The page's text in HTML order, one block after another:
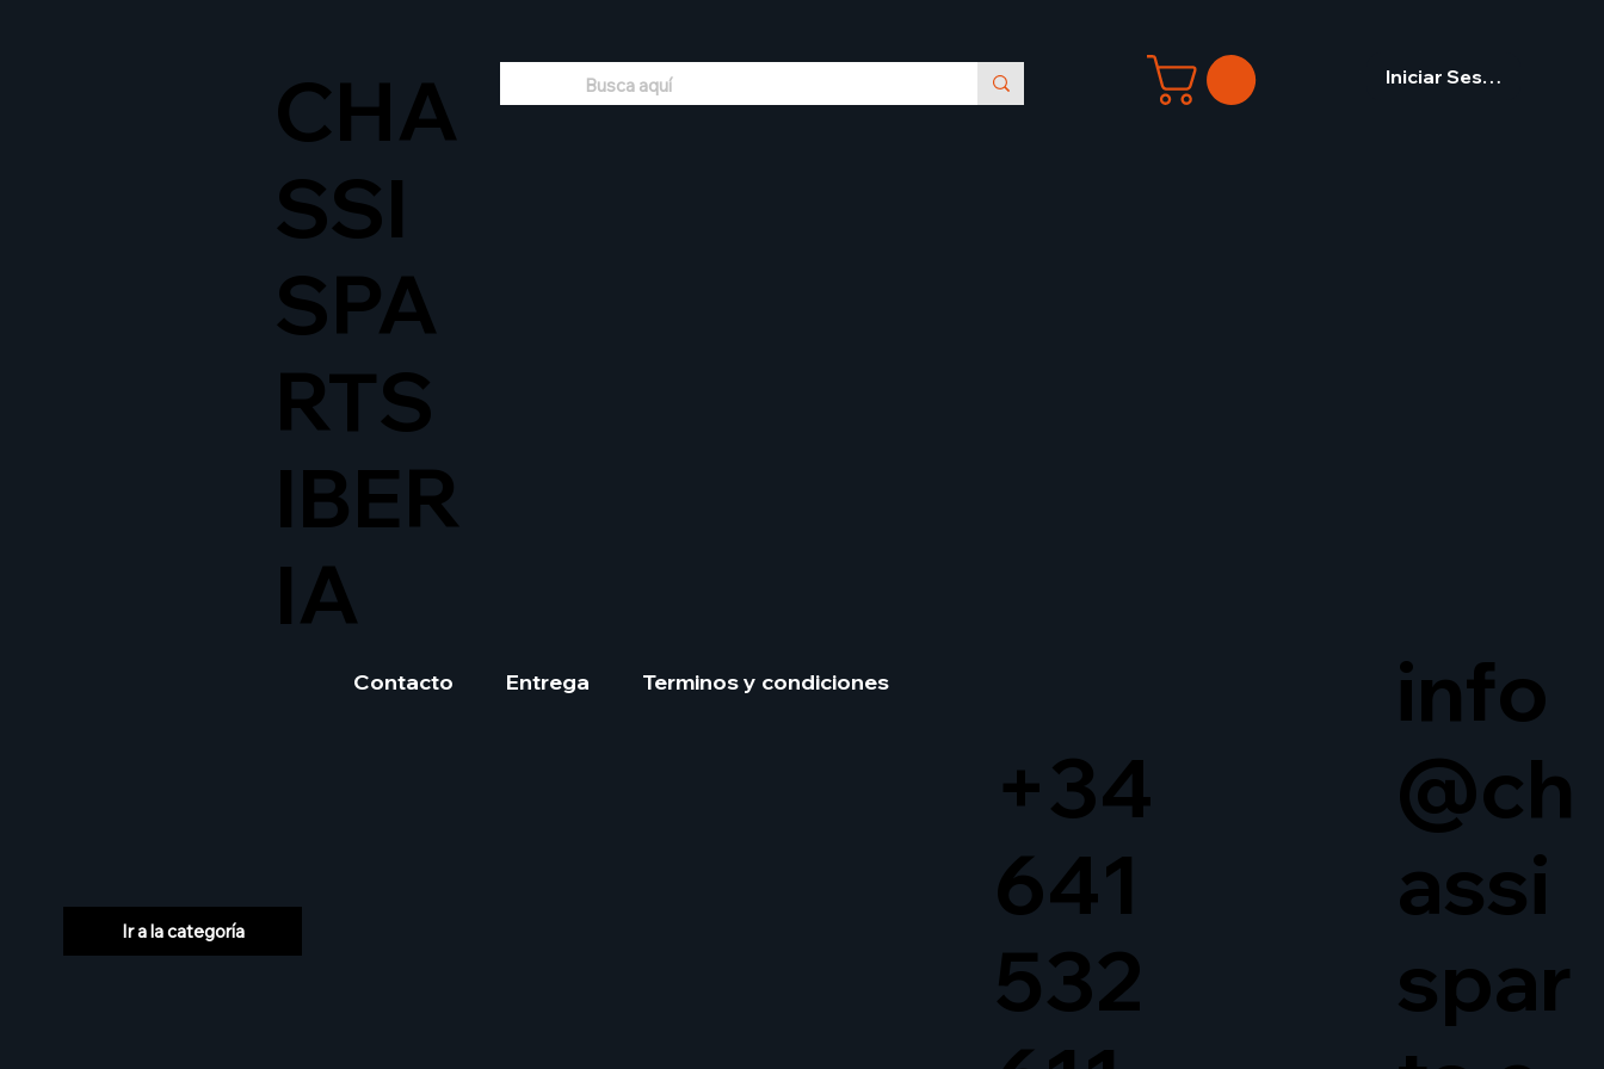
CHA
SSI
SPA
RTS
IBER
IA
Iniciar Sesión
Contacto Entrega Terminos y condiciones
info
@ch
assi
spar
+34
641
532
Ir a la categoría